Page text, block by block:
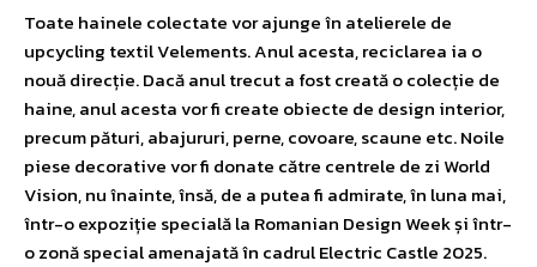
Toate hainele colectate vor ajunge în atelierele de
upcycling textil Velements. Anul acesta, reciclarea ia o
nouă direcție. Dacă anul trecut a fost creată o colecție de
haine, anul acesta vor fi create obiecte de design interior,
precum pături, abajururi, perne, covoare, scaune etc. Noile
piese decorative vor fi donate către centrele de zi World
Vision, nu înainte, însă, de a putea fi admirate, în luna mai,
într-o expoziție specială la Romanian Design Week și într-
o zonă special amenajată în cadrul Electric Castle 2025.